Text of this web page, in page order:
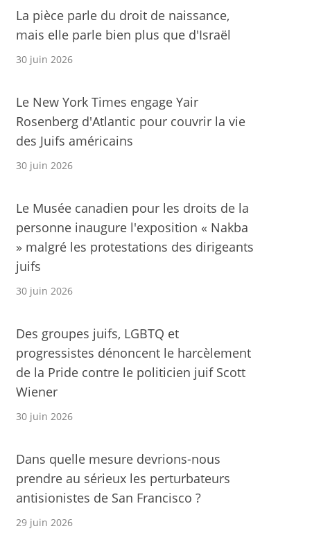
La pièce parle du droit de naissance,
mais elle parle bien plus que d'Israël
30 juin 2026
Le New York Times engage Yair
Rosenberg d'Atlantic pour couvrir la vie
des Juifs américains
30 juin 2026
Le Musée canadien pour les droits de la
personne inaugure l'exposition « Nakba
» malgré les protestations des dirigeants
juifs
30 juin 2026
Des groupes juifs, LGBTQ et
progressistes dénoncent le harcèlement
de la Pride contre le politicien juif Scott
Wiener
30 juin 2026
Dans quelle mesure devrions-nous
prendre au sérieux les perturbateurs
antisionistes de San Francisco ?
29 juin 2026